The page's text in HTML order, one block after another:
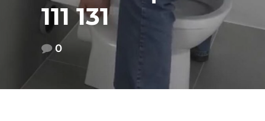
111 131
0